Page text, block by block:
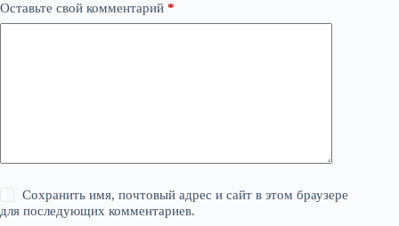
Оставьте свой комментарий *
Сохранить имя, почтовый адрес и сайт в этом браузере
для последующих комментариев.